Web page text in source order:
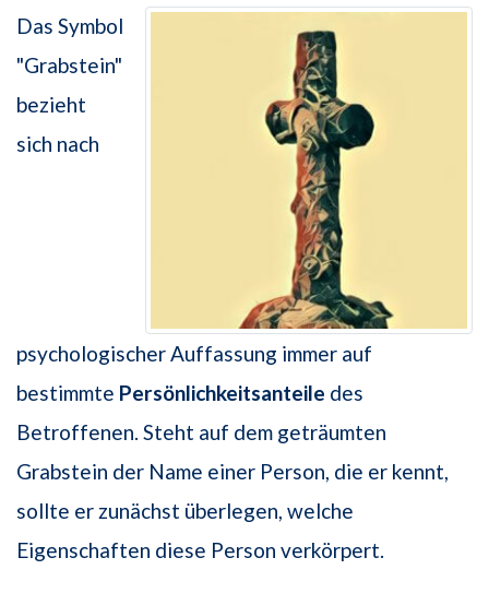
Das Symbol
"Grabstein"
bezieht
sich nach
psychologischer Auffassung immer auf
bestimmte Persönlichkeitsanteile des
Betroffenen. Steht auf dem geträumten
Grabstein der Name einer Person, die er kennt,
sollte er zunächst überlegen, welche
Eigenschaften diese Person verkörpert.